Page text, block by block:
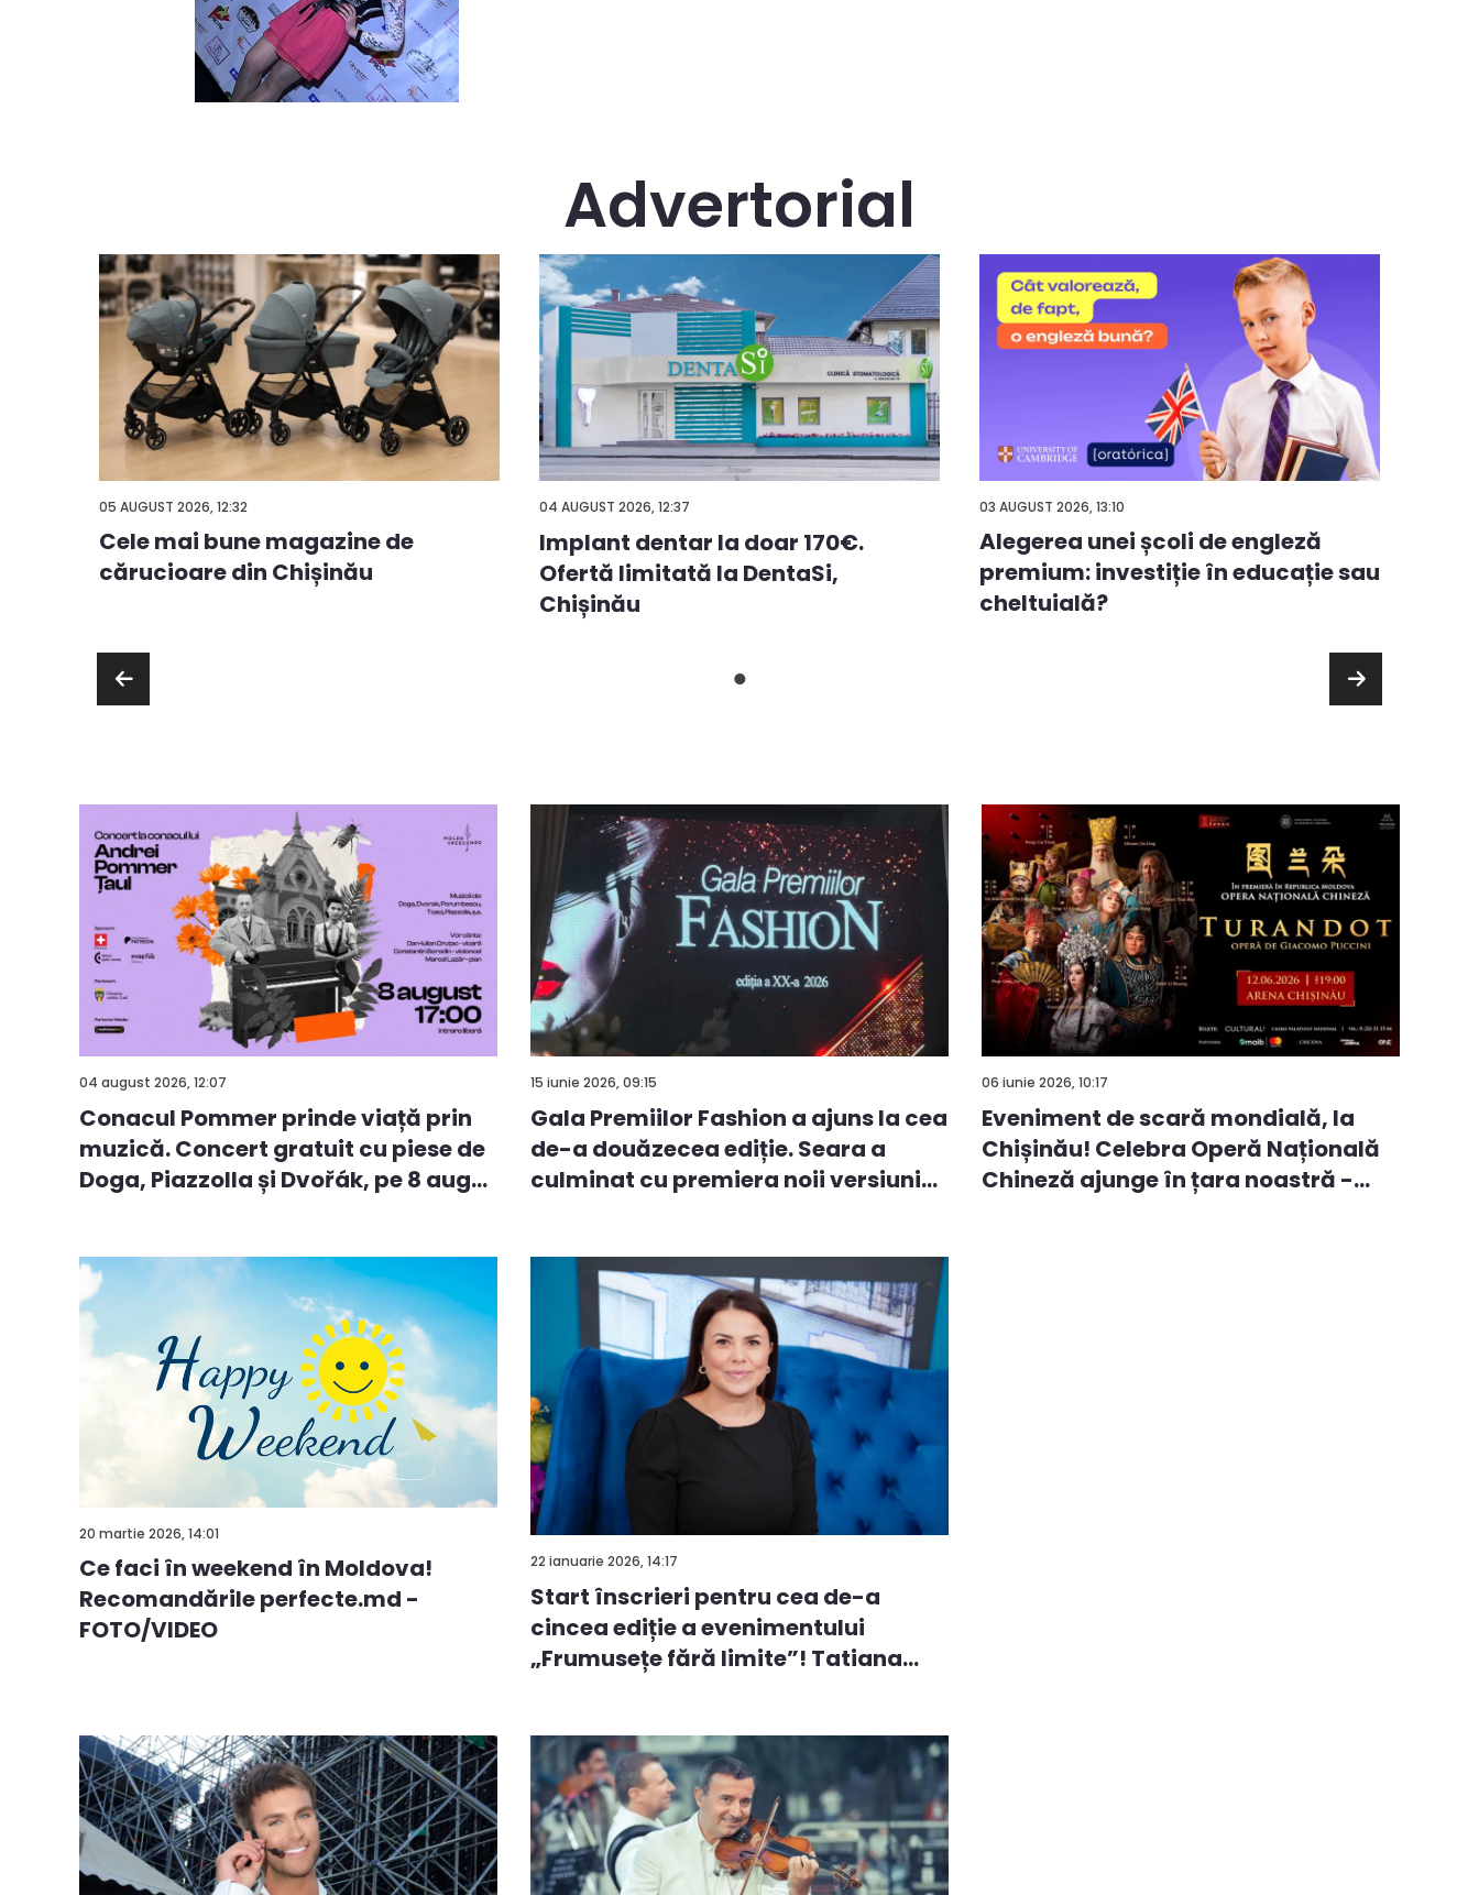
Advertorial
05 AUGUST 2026, 12:32
Cele mai bune magazine de
cărucioare din Chișinău
04 AUGUST 2026, 12:37
Implant dentar la doar 170€.
Ofertă limitată la DentaSi,
Chișinău
03 AUGUST 2026, 13:10
Alegerea unei școli de engleză
premium: investiție în educație sau
cheltuială?
04 august 2026, 12:07
Conacul Pommer prinde viață prin
muzică. Concert gratuit cu piese de
Doga, Piazzolla și Dvořák, pe 8 aug...
15 iunie 2026, 09:15
Gala Premiilor Fashion a ajuns la cea
de-a douăzecea ediție. Seara a
culminat cu premiera noii versiuni
06 iunie 2026, 10:17
Eveniment de scară mondială, la
Chișinău! Celebra Operă Națională
Chineză ajunge în țara noastră -
20 martie 2026, 14:01
Ce faci în weekend în Moldova!
Recomandările perfecte.md -
FOTO/VIDEO
22 ianuarie 2026, 14:17
Start înscrieri pentru cea de-a
cincea ediție a evenimentului
„Frumusețe fără limite”! Tatiana